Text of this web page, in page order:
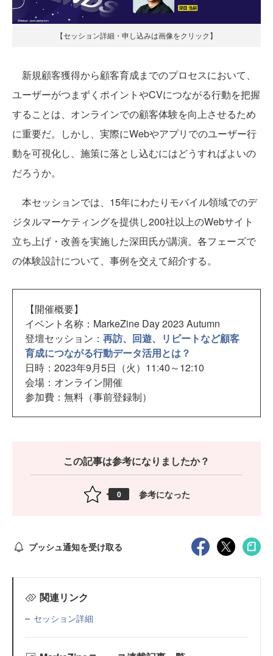
【セッション詳細・申し込みは画像をクリック】
新規顧客獲得から顧客育成までのプロセスにおいて、
ユーザーがつまずくポイントやCVにつながる行動を把握
することは、オンラインでの顧客体験を向上させるため
に重要だ。しかし、実際にWebやアプリでのユーザー行
動を可視化し、施策に落とし込むにはどうすればよいの
だろうか。
本セッションでは、15年にわたりモバイル領域でのデ
ジタルマーケティングを提供し200社以上のWebサイト
立ち上げ・改善を実施した深田氏が講演。各フェーズで
の体験設計について、事例を交えて紹介する。
【開催概要】
イベント名称：MarkeZine Day 2023 Autumn
登壇セッション： 再訪、回遊、リピートなど顧客
育成につながる行動データ活用とは？
日時：2023年9月5日（火）11:40～12:10
会場：オンライン開催
参加費：無料（事前登録制）
この記事は参考になりましたか？
0 参考になった
プッシュ通知を受け取る
関連リンク
セッション詳細